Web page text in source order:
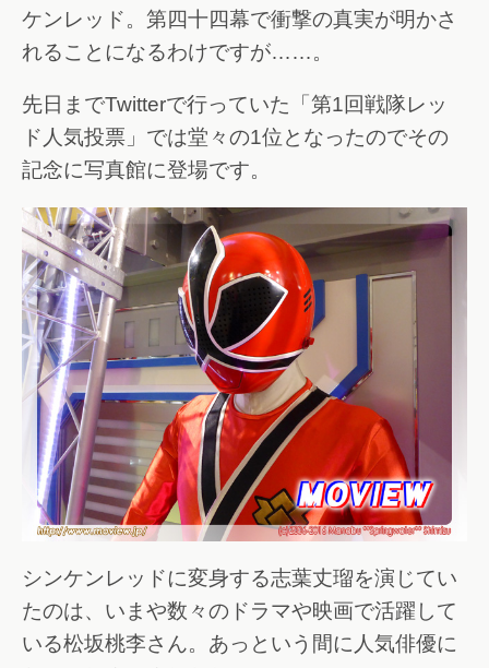
ケンレッド。第四十四幕で衝撃の真実が明かさ
れることになるわけですが……。
先日までTwitterで行っていた「第1回戦隊レッ
ド人気投票」では堂々の1位となったのでその
記念に写真館に登場です。
シンケンレッドに変身する志葉丈瑠を演じてい
たのは、いまや数々のドラマや映画で活躍して
いる松坂桃李さん。あっという間に人気俳優に